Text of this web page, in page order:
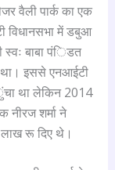
वैली पार्क का एक
विधानसभा में डबुआ
स्वः बाबा पंिडत
था। इससे एनआईटी
था लेकिन 2014
नीरज शर्मा ने
लाख रू दिए थे।